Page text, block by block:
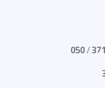
/
050